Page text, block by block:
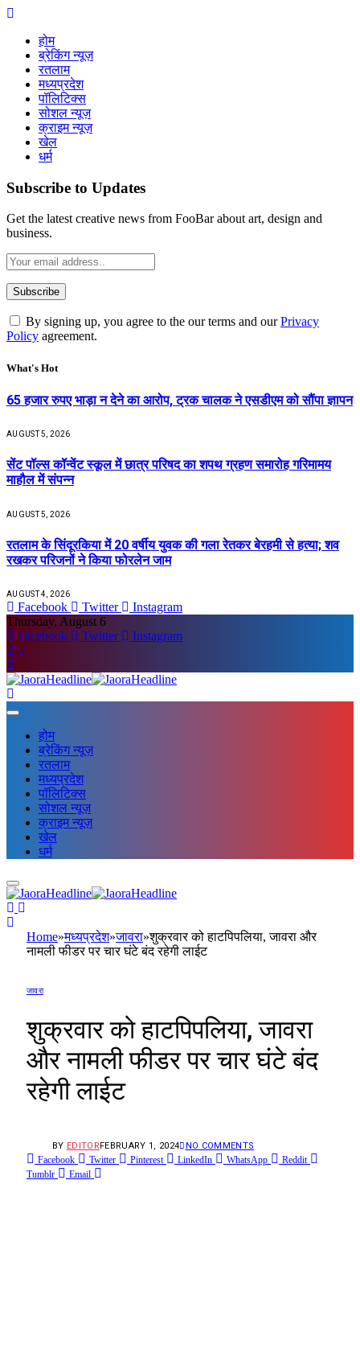
होम
ब्रेकिंग न्यूज़
रतलाम
मध्यप्रदेश
पॉलिटिक्स
सोशल न्यूज़
क्राइम न्यूज़
खेल
धर्म
Subscribe to Updates
Get the latest creative news from FooBar about art, design and
business.
By signing up, you agree to the our terms and ourPrivacy
Policy agreement.
What's Hot
65 हजार रुपए भाड़ा न देने का आरोप, ट्रक चालक ने एसडीएम को सौंपा ज्ञापन
AUGUST 5, 2026
सेंट पॉल्स कॉन्वेंट स्कूल में छात्र परिषद का शपथ ग्रहण समारोह गरिमामय
माहौल में संपन्न
AUGUST 5, 2026
रतलाम के सिंदूरकिया में 20 वर्षीय युवक की गला रेतकर बेरहमी से हत्या; शव
रखकर परिजनों ने किया फोरलेन जाम
AUGUST 4, 2026
Facebook Twitter
Instagram
Thursday, August 6
Facebook
Twitter Instagram
होम
ब्रेकिंग न्यूज़
रतलाम
मध्यप्रदेश
पॉलिटिक्स
सोशल न्यूज़
क्राइम न्यूज़
खेल
धर्म
Home»मध्यप्रदेश»जावरा»शुक्रवार को हाटपिपलिया, जावरा और
नामली फीडर पर चार घंटे बंद रहेगी लाईट
जावरा
शुक्रवार को हाटपिपलिया, जावरा
और नामली फीडर पर चार घंटे बंद
रहेगी लाईट
BY EDITORFEBRUARY 1, 2024 NO COMMENTS
Facebook Twitter Pinterest LinkedIn WhatsApp
Reddit
Tumblr
Email